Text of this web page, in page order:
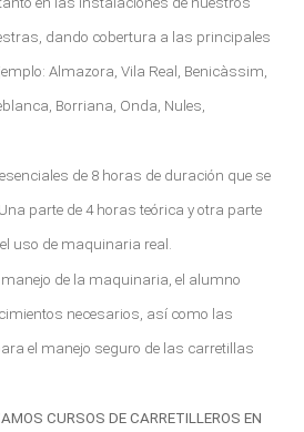
dando cobertura a las principales
Almazora, Vila Real, Benicàssim,
Borriana, Onda, Nules,
de 8 horas de duración que se
parte de 4 horas teórica y otra parte
uso de maquinaria real.
de la maquinaria, el alumno
necesarios, así como las
el manejo seguro de las carretillas
CURSOS DE CARRETILLEROS EN